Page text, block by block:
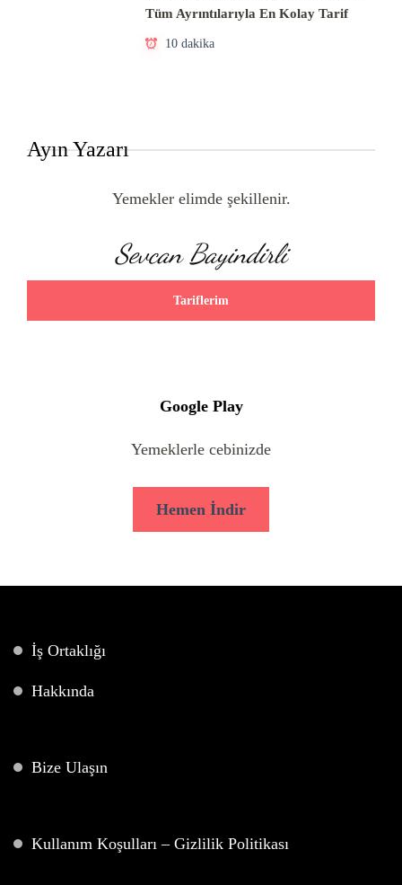
Tüm Ayrıntılarıyla En Kolay Tarif
10 dakika
Ayın Yazarı
Yemekler elimde şekillenir.
Sevcan Bayindirli
Tariflerim
Google Play
Yemeklerle cebinizde
Hemen İndir
İş Ortaklığı
Hakkında
Bize Ulaşın
Kullanım Koşulları – Gizlilik Politikası